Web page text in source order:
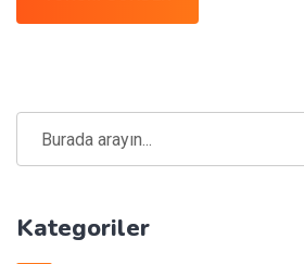
Kategoriler